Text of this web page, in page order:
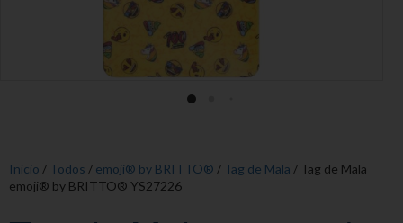
Início / Todos / emoji® by BRITTO® / Tag de Mala / Tag de Mala
emoji® by BRITTO® YS27226